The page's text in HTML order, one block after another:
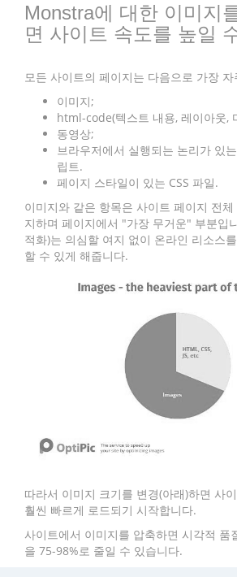
Monstra에 대한 이미지
면 사이트 속도를 높일
모든 사이트의 페이지는 다음으로 가장
이미지;
html-code(텍스트 내용, 레이아웃,
동영상;
브라우저에서 실행되는 논리가 있
립트.
페이지 스타일이 있는 CSS 파일.
이미지와 같은 항목은 사이트 페이지 전
지하며 페이지에서 "가장 무거운" 부분입
적화)는 의심할 여지 없이 온라인 리소스
할 수 있게 해줍니다.
따라서 이미지 크기를 변경(아래)하면 사
훨씬 빠르게 로드되기 시작합니다.
사이트에서 이미지를 압축하면 시각적 품
을 75-98%로 줄일 수 있습니다.